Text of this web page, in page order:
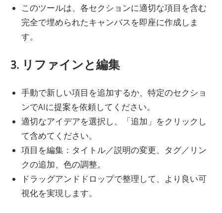
このツールは、各セクションに適切な項目を含む
完全で埋められたキャンバスを即座に作成しま
す。
3. リファインと編集
手動で新しい項目を追加するか、特定のセクショ
ンでAIに提案を依頼してください。
適切なアイデアを選択し、「追加」をクリックし
て含めてください。
項目を編集：タイトル／説明の変更、タグ／リン
クの追加、色の調整。
ドラッグアンドドロップで整理して、より良い可
視化を実現します。